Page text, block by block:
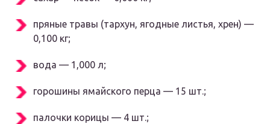
пряные травы (тархун, ягодные листья, хрен) —
0,100 кг;
вода — 1,000 л;
горошины ямайского перца — 15 шт.;
палочки корицы — 4 шт.;